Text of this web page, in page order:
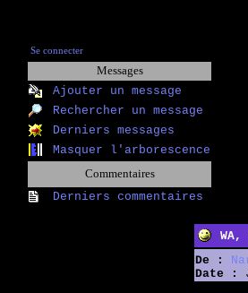
Se connecter
Messages
Ajouter un message
Rechercher un message
Derniers messages
Masquer l'arborescence
Commentaires
Derniers commentaires
De :
Date :